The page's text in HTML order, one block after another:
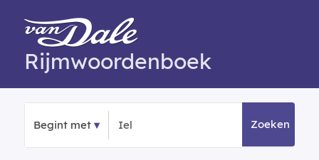
Rijmwoordenboek
Begint met Zoeken